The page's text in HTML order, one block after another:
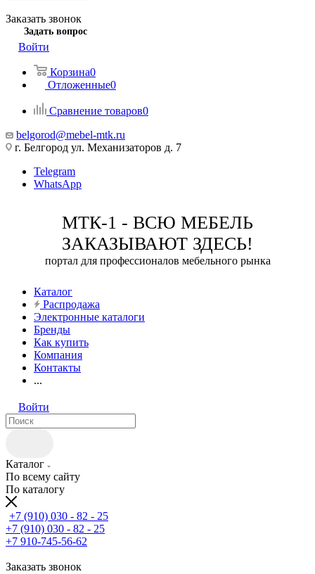
Заказать звонок
Задать вопрос
Войти
Корзина0
Отложенные0
Сравнение товаров0
belgorod@mebel-mtk.ru
г. Белгород ул. Механизаторов д. 7
Telegram
WhatsApp
МТК-1 - ВСЮ МЕБЕЛЬ
ЗАКАЗЫВАЮТ ЗДЕСЬ!
портал для профессионалов мебельного рынка
Каталог
Распродажа
Электронные каталоги
Бренды
Как купить
Компания
Контакты
...
Войти
Каталог
По всему сайту
По каталогу
+7 (910) 030 - 82 - 25
+7 (910) 030 - 82 - 25
+7 910-745-56-62
Заказать звонок